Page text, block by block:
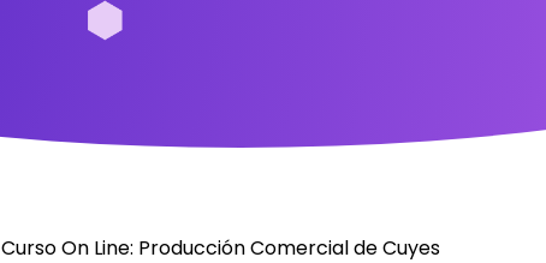
Curso On Line: Producción Comercial de Cuyes